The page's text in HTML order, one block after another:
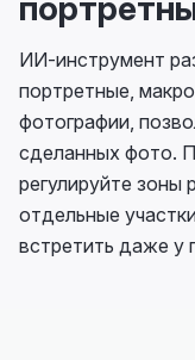
ИИ-инструмент
портретные,
фотографии,
сделанных фото.
регулируйте зоны
отдельные
встретить даже у